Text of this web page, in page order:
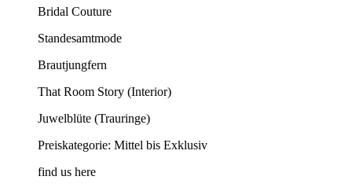
Bridal Couture
Standesamtmode
Brautjungfern
That Room Story (Interior)
Juwelblüte (Trauringe)
Preiskategorie: Mittel bis Exklusiv
find us here